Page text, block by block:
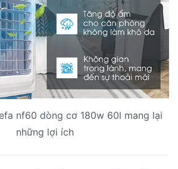
nf60 dòng cơ 180w 60l mang lại
những lợi ích